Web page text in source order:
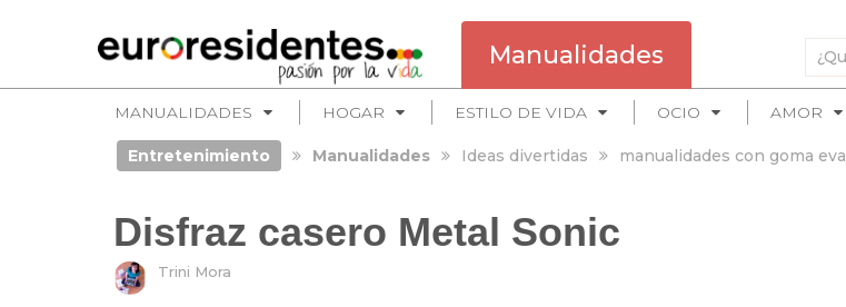
Manualidades
MANUALIDADES HOGAR ESTILO DE VIDA OCIO AMOR
Entretenimiento Manualidades Ideas divertidas manualidades con goma eva
Disfraz casero Metal Sonic
Trini Mora